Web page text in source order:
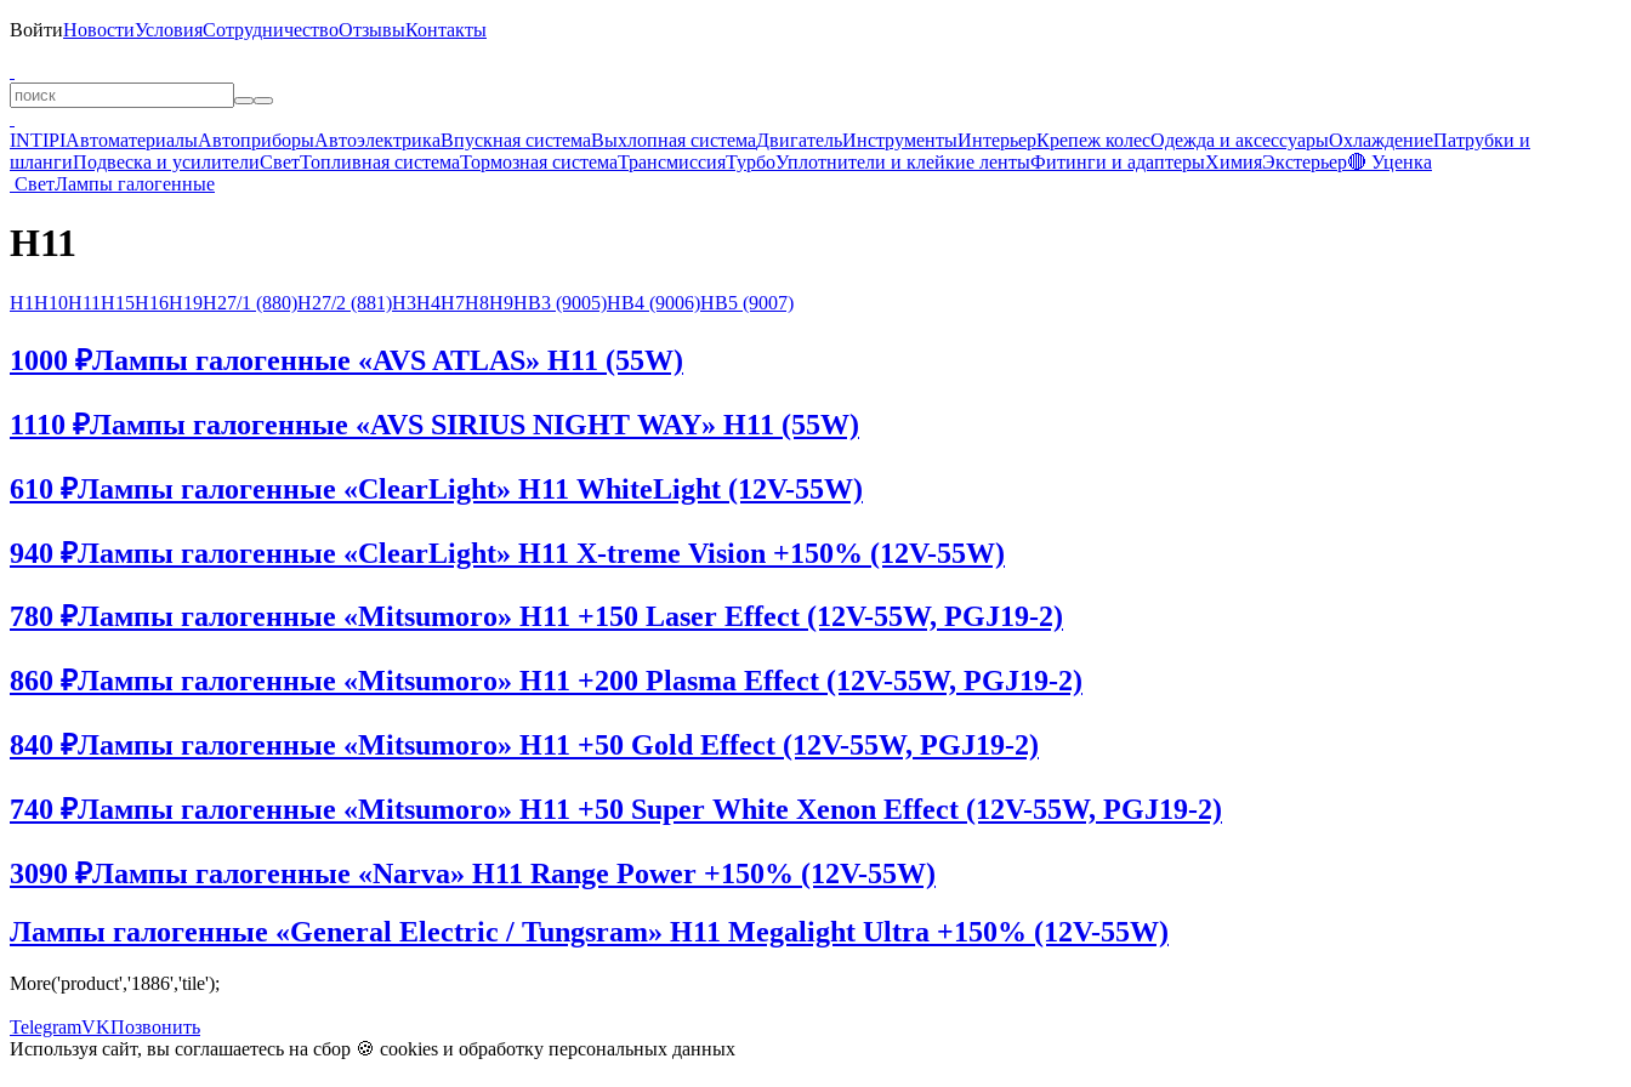
ВойтиНовостиУсловияСотрудничествоОтзывыКонтакты
INTIPIАвтоматериалыАвтоприборыАвтоэлектрикаВпускная системаВыхлопная системаДвигательИнструментыИнтерьерКрепеж колесОдежда и аксессуарыОхлаждениеПатрубки и
шлангиПодвеска и усилителиСветТопливная системаТормозная системаТрансмиссияТурбоУплотнители и клейкие лентыФитинги и адаптерыХимияЭкстерьер🔴 Уценка
СветЛампы галогенные
H11
H1H10H11H15H16H19H27/1 (880)H27/2 (881)H3H4H7H8H9HB3 (9005)HB4 (9006)HB5 (9007)
1000 ₽Лампы галогенные «AVS ATLAS» H11 (55W)
1110 ₽Лампы галогенные «AVS SIRIUS NIGHT WAY» H11 (55W)
610 ₽Лампы галогенные «ClearLight» H11 WhiteLight (12V-55W)
940 ₽Лампы галогенные «ClearLight» H11 X-treme Vision +150% (12V-55W)
780 ₽Лампы галогенные «Mitsumoro» H11 +150 Laser Effect (12V-55W, PGJ19-2)
860 ₽Лампы галогенные «Mitsumoro» H11 +200 Plasma Effect (12V-55W, PGJ19-2)
840 ₽Лампы галогенные «Mitsumoro» H11 +50 Gold Effect (12V-55W, PGJ19-2)
740 ₽Лампы галогенные «Mitsumoro» H11 +50 Super White Xenon Effect (12V-55W, PGJ19-2)
3090 ₽Лампы галогенные «Narva» H11 Range Power +150% (12V-55W)
Лампы галогенные «General Electric / Tungsram» H11 Megalight Ultra +150% (12V-55W)
More('product','1886','tile');
TelegramVKПозвонить
Используя сайт, вы соглашаетесь на сбор 🍪 cookies и обработку персональных данных